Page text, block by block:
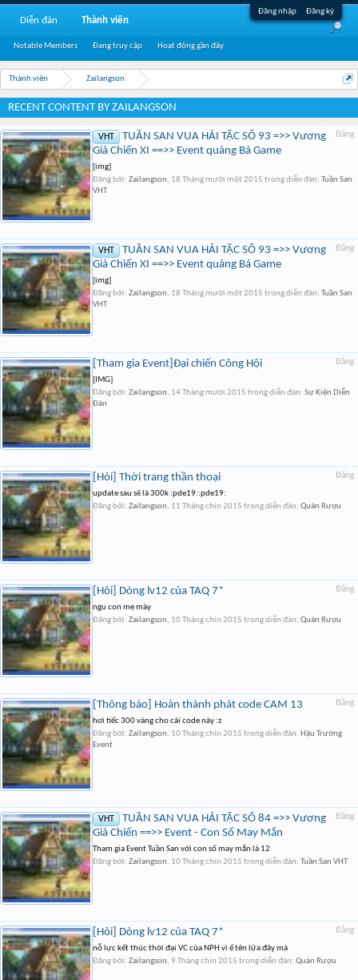
Đăng nhập Đăng ký
Thành viên Zailangson
RECENT CONTENT BY ZAILANGSON
Đăng
VHT
TUẦN SAN VUA HẢI TẶC SỐ 93 =>> Vương
Giả Chiến XI ==>> Event quảng Bá Game
[img]
Đăng bởi: Zailangson, 18 Tháng mười một 2015 trong diễn đàn: Tuần San
VHT
Đăng
VHT
TUẦN SAN VUA HẢI TẶC SỐ 93 =>> Vương
Giả Chiến XI ==>> Event quảng Bá Game
[img]
Đăng bởi: Zailangson, 18 Tháng mười một 2015 trong diễn đàn: Tuần San
VHT
Đăng
[Tham gia Event]Đại chiến Công Hội
[IMG]
Đăng bởi: Zailangson, 14 Tháng mười 2015 trong diễn đàn: Sự Kiện Diễn
Đàn
Đăng
[Hỏi] Thời trang thần thoại
update sau sẽ là 300k :pde19::pde19:
Đăng bởi: Zailangson, 11 Tháng chín 2015 trong diễn đàn: Quán Rượu
Đăng
[Hỏi] Dòng lv12 của TAQ 7*
ngu con mẹ mày
Đăng bởi: Zailangson, 10 Tháng chín 2015 trong diễn đàn: Quán Rượu
Đăng
[Thông báo] Hoàn thành phát code CAM 13
hơi tiếc 300 vàng cho cái code này :z
Đăng bởi: Zailangson, 10 Tháng chín 2015 trong diễn đàn: Hậu Trường
Event
Đăng
VHT
TUẦN SAN VUA HẢI TẶC SỐ 84 =>> Vương
Giả Chiến ==>> Event - Con Số May Mắn
Tham gia Event Tuần San với con số may mắn là 12
Đăng bởi: Zailangson, 10 Tháng chín 2015 trong diễn đàn: Tuần San VHT
Đăng
[Hỏi] Dòng lv12 của TAQ 7*
nỗ lực kết thúc thời đại VC của NPH vì ế tên lửa đây mà
Đăng bởi: Zailangson, 9 Tháng chín 2015 trong diễn đàn: Quán Rượu
Diễn đàn Thành viên
Notable Members Đang truy cập Hoạt động gần đây